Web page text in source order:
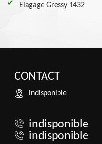
Elagage Gressy 1432
CONTACT
indisponible
indisponible
indisponible